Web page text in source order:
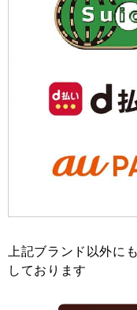
上記ブランド以外に
しております